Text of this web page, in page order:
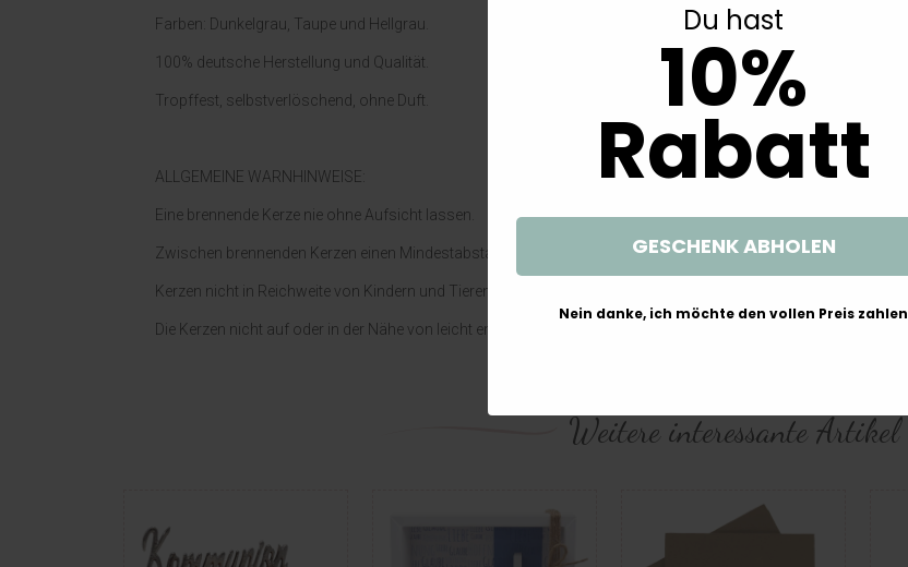
Farben: Dunkelgrau, Taupe und Hellgrau.
100% deutsche Herstellung und Qualität.
Tropffest, selbstverlöschend, ohne Duft.
ALLGEMEINE WARNHINWEISE:
Eine brennende Kerze nie ohne Aufsicht lassen.
Zwischen brennenden Kerzen einen Mindestabstand von 10 cm einhalten.
Kerzen nicht in Reichweite von Kindern und Tieren brennen lassen.
Die Kerzen nicht auf oder in der Nähe von leicht entflammbaren Gegenständen brennen lassen.
Weitere interessante Artikel
Du hast
10%
Rabatt
GESCHENK ABHOLEN
Nein danke, ich möchte den vollen Preis zahlen